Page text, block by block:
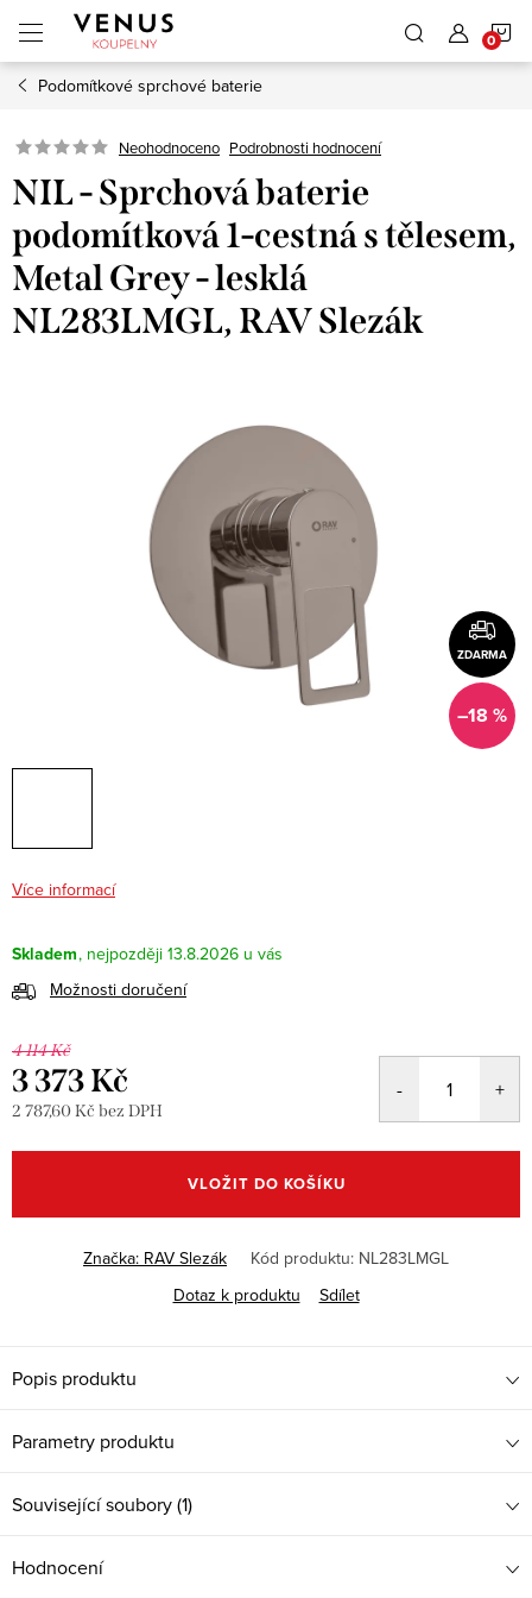
obsah
Podomítkové sprchové baterie
Neohodnoceno Podrobnosti hodnocení
NIL - Sprchová baterie
podomítková 1-cestná s tělesem,
Metal Grey - lesklá
NL283LMGL, RAV Slezák
ZDARMA
–18 %
Více informací
Skladem
13.8.2026
Možnosti doručení
4 114 Kč
3 373 Kč
2 787,60 Kč bez DPH
cena:
VLOŽIT DO KOŠÍKU
Značka: RAV Slezák Kód produktu: NL283LMGL
Dotaz k produktu
Sdílet
Popis produktu
Parametry produktu
Související soubory (1)
Hodnocení